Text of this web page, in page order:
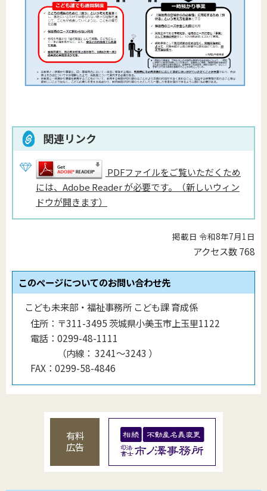
関連リンク
PDFファイルをご覧いただくため
には、Adobe Reader が必要です。（新しいウィン
ドウが開きます）
掲載日 令和8年7月1日
アクセス数768
このページについてのお問い合わせ先
こども未来部・福祉事務所 こども課 育成係
住所： 〒311-3495 茨城県小美玉市上玉里1122
電話： 0299-48-1111
（内線 ： 3241～3243 ）
FAX： 0299-58-4846
有料
広告